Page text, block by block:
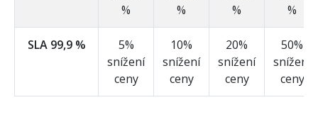
%
%
%
%
SLA 99,9 %
5%
snížení
ceny
10%
snížení
ceny
20%
snížení
ceny
50%
snížení
ceny